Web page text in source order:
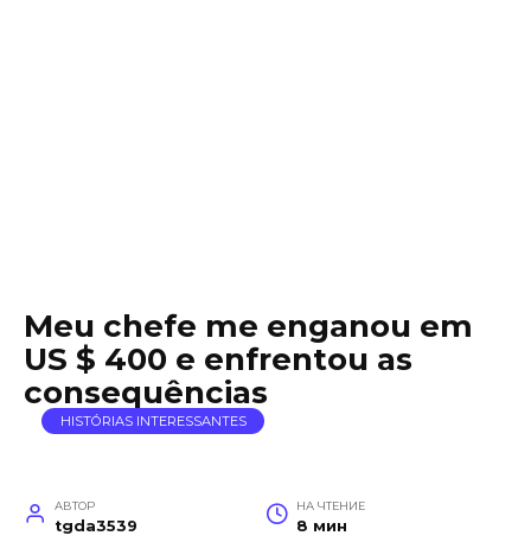
Meu chefe me enganou em
US $ 400 e enfrentou as
consequências
HISTÓRIAS INTERESSANTES
АВТОР
tgda3539
НА ЧТЕНИЕ
8 мин